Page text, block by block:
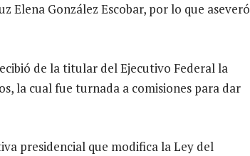
Elena González Escobar, por lo que aseveró
de la titular del Ejecutivo Federal la
la cual fue turnada a comisiones para dar
presidencial que modifica la Ley del